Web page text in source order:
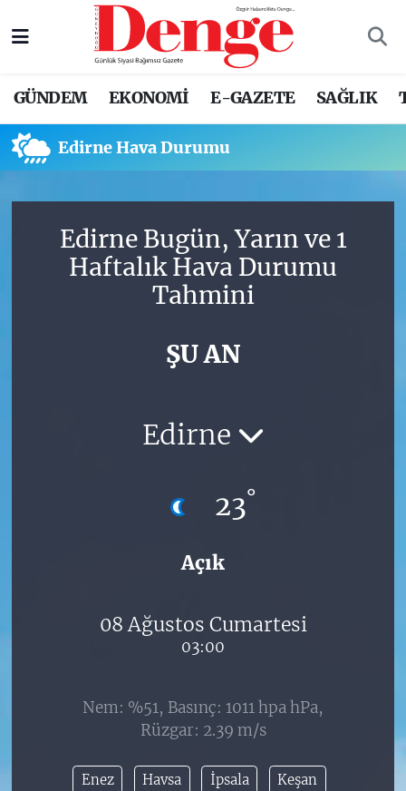
GÜNDEM EKONOMİ E-GAZETE SAĞLIK
Edirne Hava Durumu
Edirne Bugün, Yarın ve 1
Haftalık Hava Durumu
Tahmini
ŞU AN
Edirne
23°
Açık
08 Ağustos Cumartesi
03:00
Nem: %51, Basınç: 1011 hpa hPa,
Rüzgar: 2.39 m/s
Enez Havsa İpsala Keşan
Nöbetçi Eczaneler
Trafik Durumu
Süper Lig Puan Durumu ve Fikstür
Tüm Manşetler
Son Dakika Haberleri